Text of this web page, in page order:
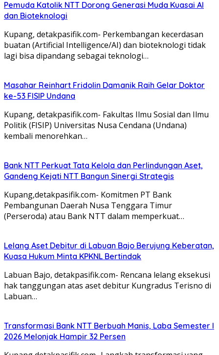
Pemuda Katolik NTT Dorong Generasi Muda Kuasai AI
dan Bioteknologi
Kupang, detakpasifik.com- Perkembangan kecerdasan
buatan (Artificial Intelligence/AI) dan bioteknologi tidak
lagi bisa dipandang sebagai teknologi…
Masahar Reinhart Fridolin Damanik Raih Gelar Doktor
ke-53 FISIP Undana
Kupang, detakpasifik.com- Fakultas Ilmu Sosial dan Ilmu
Politik (FISIP) Universitas Nusa Cendana (Undana)
kembali menorehkan…
Bank NTT Perkuat Tata Kelola dan Perlindungan Aset,
Gandeng Kejati NTT Bangun Sinergi Strategis
Kupang,detakpasifik.com- Komitmen PT Bank
Pembangunan Daerah Nusa Tenggara Timur
(Perseroda) atau Bank NTT dalam memperkuat…
Lelang Aset Debitur di Labuan Bajo Berujung Keberatan,
Kuasa Hukum Minta KPKNL Bertindak
Labuan Bajo, detakpasifik.com- Rencana lelang eksekusi
hak tanggungan atas aset debitur Kungradus Terisno di
Labuan…
Transformasi Bank NTT Berbuah Manis, Laba Semester I
2026 Melonjak Hampir 32 Persen